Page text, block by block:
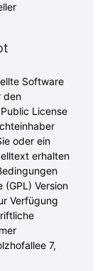
Software
den
License
oder ein
erhalten
(GPL) Version
Verfügung
7,